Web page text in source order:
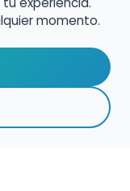
momento.